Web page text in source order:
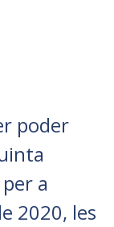
poder
a
2020, les